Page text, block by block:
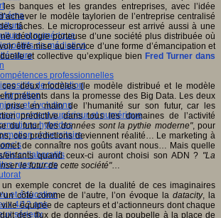
et numérique
de médiation
professionnelles
de formation
formation
et évolutions
supérieur et numérique
hybrides
universitaire
collaboratifs
ressources
et éducation
4/12 ans
sérieux
les banques et les grandes entreprises, avec l’idée
le modèle taylorien de l’entreprise centralisé
tâches. Le microprocesseur est arrivé aussi à une
idéologie porteuse d’une société plus distribuée où
être mise au service d’une forme d’émancipation et
et collective qu’explique bien Fred Turner dans
deux modèles (le modèle distribué et le modèle
présents dans la promesse des Big Data. Les deux
prise en main de l’humanité sur son futur, car les
prédictive dans tous les domaines de l’activité
du futur,"les données sont la pythie moderne", pour
ces prédictions deviennent réalité… Le marketing à
de connaître nos goûts avant nous… Mais quelle
enfants quand ceux-ci auront choisi son ADN ? "La
le futur de cette société"…
exemple concret de la dualité de ces imaginaires
côté comme de l’autre, l’on évoque ladatacity, la
équipée de capteurs et d’actionneurs dont chaque
des flux de données, de la poubelle à la place de